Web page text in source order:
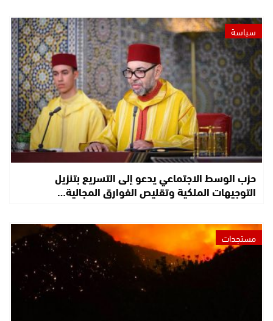
سياسة
حزب الوسط الاجتماعي يدعو إلى التسريع بتنزيل
التوجيهات الملكية وتقليص الفوارق المجالية…
مستجدات